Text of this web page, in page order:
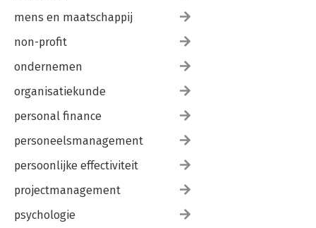
mens en maatschappij
non-profit
ondernemen
organisatiekunde
personal finance
personeelsmanagement
persoonlijke effectiviteit
projectmanagement
psychologie